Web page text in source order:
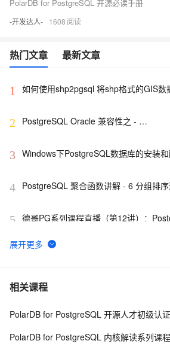
PolarDB for PostgreSQL 开源必读手册
-开发达人- 1608
热门文章 最新文章
1
如何使用shp2pgsql 将shp格式的GIS数
2
PostgreSQL Oracle 兼容性之 -
3 Windows下PostgreSQL数据库的安装
4 PostgreSQL 聚合函数讲解 - 6 分组排
5 德哥PG系列课程直播（第12讲）：
6
PostgreSQL 11 新特性解读 : Initdb/
7 PostgreSQL 如何轻松搞定行驶、运动轨
8 zabbix template pg_monz for
相关课程
PolarDB for PostgreSQL 开源人才初级认
PolarDB for PostgreSQL 内核解读系列课程